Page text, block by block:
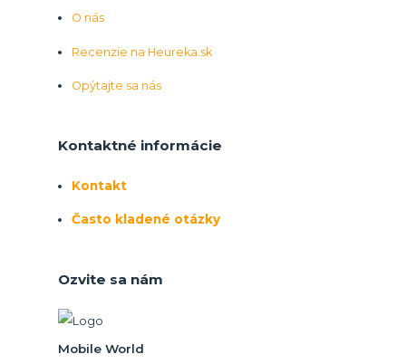
O nás
Recenzie na Heureka.sk
Opýtajte sa nás
Kontaktné informácie
Kontakt
Často kladené otázky
Ozvite sa nám
Mobile World